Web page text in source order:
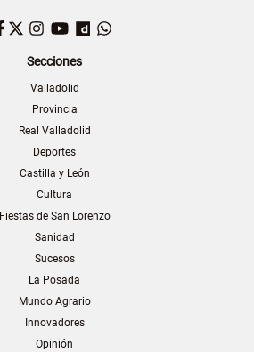
Facebook
TwitterInstagram
YouTubeDailymotion
Secciones
Valladolid
Provincia
Real Valladolid
Deportes
Castilla y León
Cultura
Fiestas de San Lorenzo
Sanidad
Sucesos
La Posada
Mundo Agrario
Innovadores
Opinión